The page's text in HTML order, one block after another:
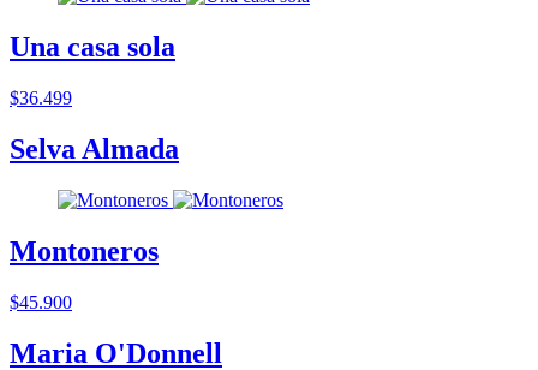
Una casa sola
$36.499
Selva Almada
Montoneros
$45.900
Maria O'Donnell